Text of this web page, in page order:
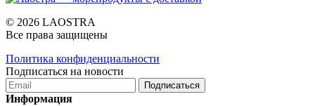
© 2026 LAOSTRA
Все права защищены
Политика конфиденциальности
Подписаться на новости
Подписаться
Информация